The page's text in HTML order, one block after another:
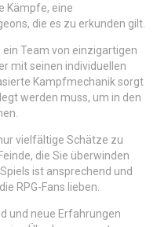
Kämpfe, eine
die es zu erkunden gilt.
ein Team von einzigartigen
mit seinen individuellen
Kampfmechanik sorgt
werden muss, um in den
vielfältige Schätze zu
die Sie überwinden
ist ansprechend und
RPG-Fans lieben.
und neue Erfahrungen